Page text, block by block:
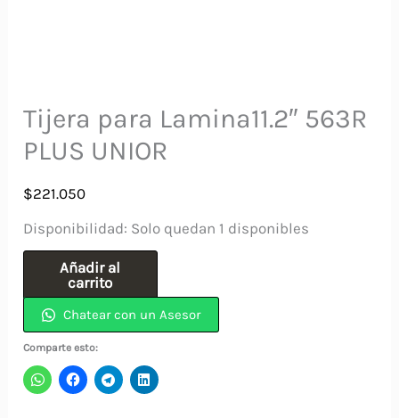
Tijera para Lamina11.2″ 563R
PLUS UNIOR
$221.050
Disponibilidad: Solo quedan 1 disponibles
Lamina11.2"
563R
PLUS
Añadir al
carrito
Chatear con un Asesor
Comparte esto: